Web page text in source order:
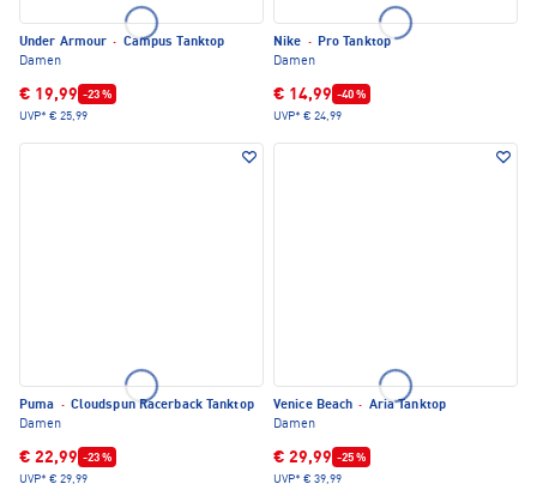
Under Armour · Campus Tanktop
Damen
€ 19,99 -23 %
UVP* € 25,99
Nike · Pro Tanktop
Damen
€ 14,99 -40 %
UVP* € 24,99
Puma · Cloudspun Racerback Tanktop
Damen
€ 22,99 -23 %
UVP* € 29,99
Venice Beach · Aria Tanktop
Damen
€ 29,99 -25 %
UVP* € 39,99